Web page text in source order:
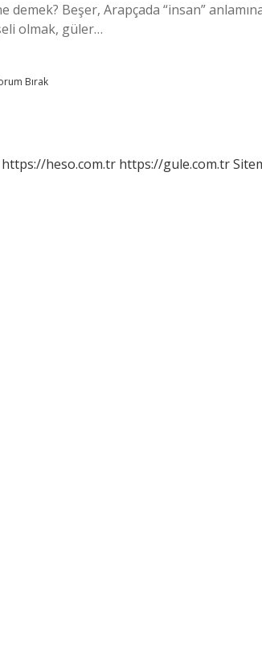
olmak, güler…
Bırak
https://heso.com.tr https://gule.com.tr